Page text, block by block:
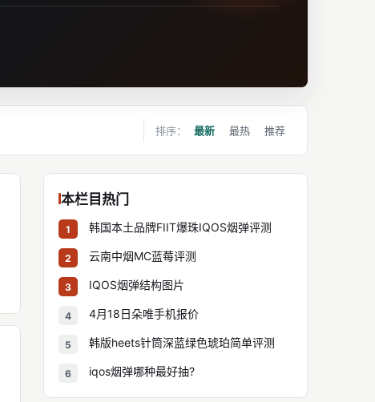
排序： 最新 最热 推荐
本栏目热门
1 韩国本土品牌FIIT爆珠IQOS烟弹评测
2 云南中烟MC蓝莓评测
3 IQOS烟弹结构图片
4 4月18日朵唯手机报价
5 韩版heets针筒深蓝绿色琥珀简单评测
6 iqos烟弹哪种最好抽?